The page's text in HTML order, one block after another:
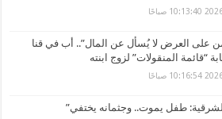
صباحًا
على العرض لا يُسأل عن المال”.. أب في قنا
“قائمة المنقولات” لزوج ابنته
صباحًا
طفل يموت.. وجثمانه يختفي”